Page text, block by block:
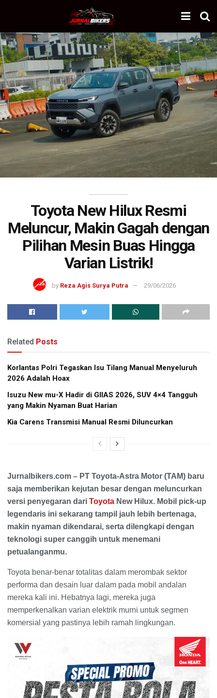
Toyota New Hilux Resmi
Meluncur, Makin Gagah dengan
Pilihan Mesin Buas Hingga
Varian Listrik!
by Reza Agis Surya Putra 29/06/2026
Related Posts
Korlantas Polri Tegaskan Isu Tilang Manual Menyeluruh
2026 Adalah Hoax
Isuzu New mu-X Hadir di GIIAS 2026, SUV 4×4 Tangguh
yang Makin Nyaman Buat Harian
Kia Carens Transmisi Manual Resmi Diluncurkan
Jurnalbikers.com – PT Toyota-Astra Motor (TAM) baru
saja memberikan kejutan besar dengan meluncurkan
versi penyegaran dari Toyota New Hilux. Mobil pick-up
legendaris ini sekarang tampil jauh lebih bertenaga,
makin nyaman dikendarai, serta dilengkapi dengan
teknologi super canggih untuk menemani
petualanganmu.
Toyota benar-benar totalitas dalam merombak sektor
performa dan desain luar dalam pada mobil andalan
mereka kali ini. Hebatnya lagi, mereka juga
memperkenalkan varian elektrik murni untuk segmen
komersial yang pastinya lebih ramah lingkungan.